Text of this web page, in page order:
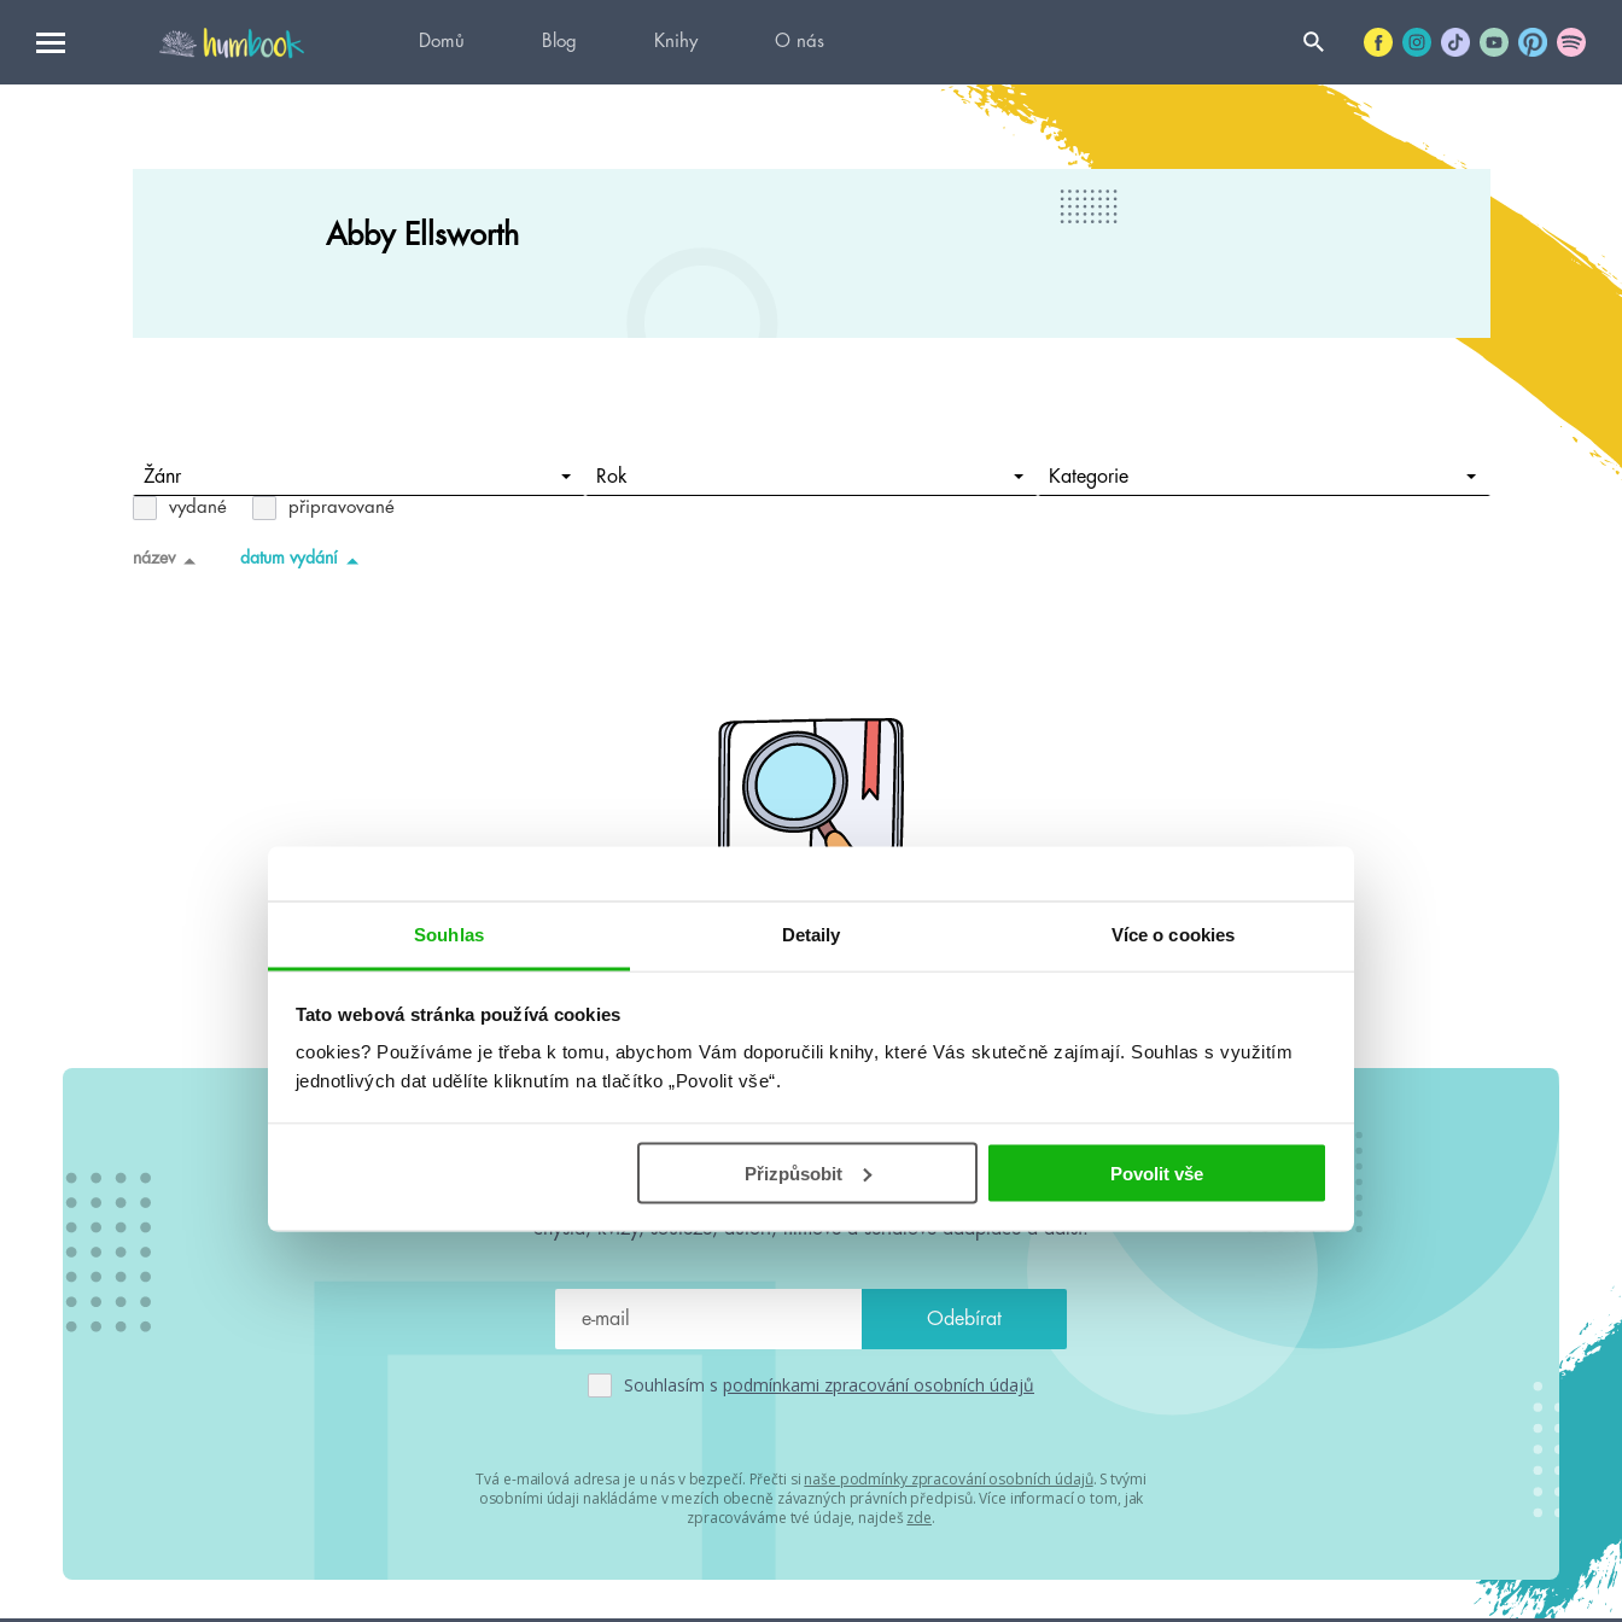
Souhlas Detaily Více o cookies
Tato webová stránka používá cookies
cookies? Používáme je třeba k tomu, abychom Vám doporučili knihy, které Vás skutečně zajímají. Souhlas s využitím
jednotlivých dat udělíte kliknutím na tlačítko „Povolit vše“.
Přizpůsobit Povolit vše
Domů Blog Knihy O nás
Abby Ellsworth
Žánr Rok Kategorie
vydané připravované
název datum vydání
#HumbookNews
Vše kolem #youngadult každý měsíc rovnou do mailu! Nové knihy, co se
chystá, kvízy, soutěže, autoři, filmové a seriálové adaptace a další.
Souhlasím s podmínkami zpracování osobních údajů
Tvá e-mailová adresa je u nás v bezpečí. Přečti si naše podmínky zpracování osobních údajů. S tvými
osobními údaji nakládáme v mezích obecně závazných právních předpisů. Více informací o tom, jak
zpracováváme tvé údaje, najdeš zde.